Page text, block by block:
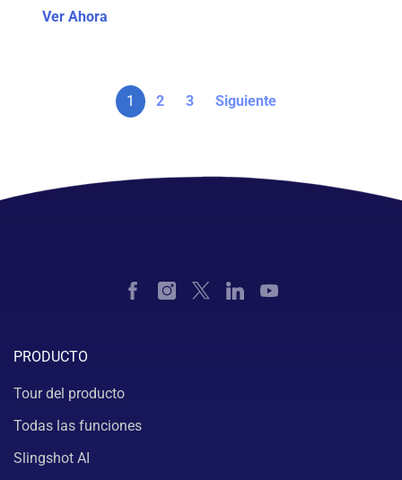
Ver Ahora
1 2 3 Siguiente
PRODUCTO
Tour del producto
Todas las funciones
Slingshot AI